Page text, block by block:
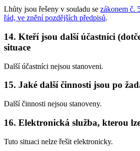
Lhůty jsou řešeny v souladu se zákonem č.
řád, ve znění pozdějších předpisů.
14. Kteří jsou další účastníci
situace
Další účastníci nejsou stanoveni.
15. Jaké další činnosti jsou po
Další činnosti nejsou stanoveny.
16. Elektronická služba, kterou
Tuto situaci nelze řešit elektronicky.